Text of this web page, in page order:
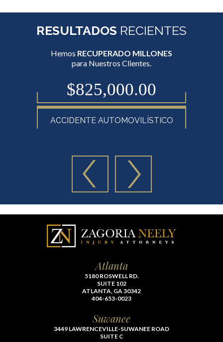
RESULTADOS RECIENTES
Hemos RECUPERADO MILLONES
para Nuestros Clientes.
$825,000.00
ACCIDENTE AUTOMOVILÍSTICO
Atlanta
5180 ROSWELL RD.
SUITE 102
ATLANTA, GA 30342
404-653-0023
Suwanee
3449 LAWRENCEVILLE-SUWANEE ROAD
SUITE C